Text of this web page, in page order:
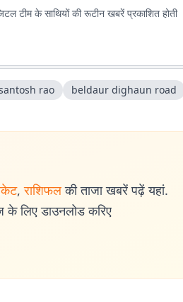
टीम के साथियों की रूटीन खबरें प्रकाशित होती
rao
beldaur dighaun road
, राशिफल की ताजा खबरें पढ़ें यहां.
लिए डाउनलोड करिए